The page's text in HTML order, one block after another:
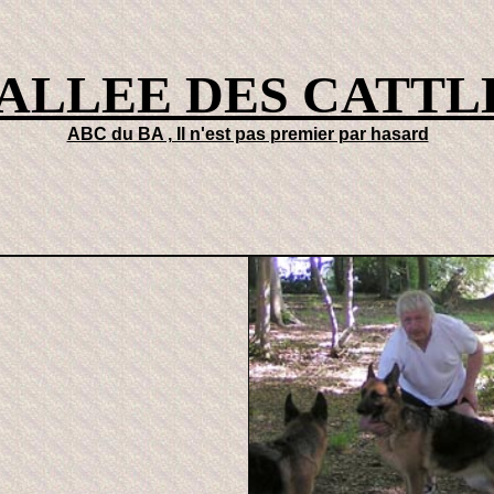
DES
ABC du BA , Il n'est pas premier par hasard